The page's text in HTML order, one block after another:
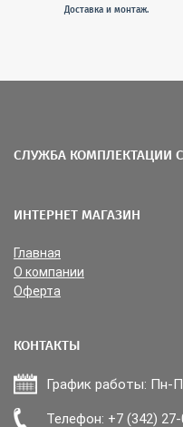
Доставка и монтаж.
СЛУЖБА КОМПЛЕКТАЦИИ
ИНТЕРНЕТ МАГАЗИН
Главная
О компании
Оферта
КОНТАКТЫ
График работы: Пн-
Телефон: +7 (342)